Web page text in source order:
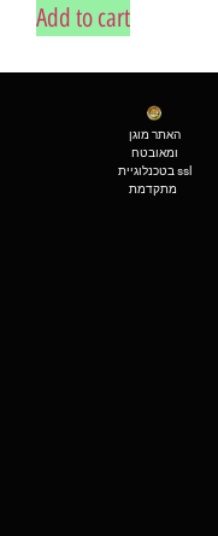
Add to cart
האתר מוגן
ומאובטח
בטכנלוגיית ssl